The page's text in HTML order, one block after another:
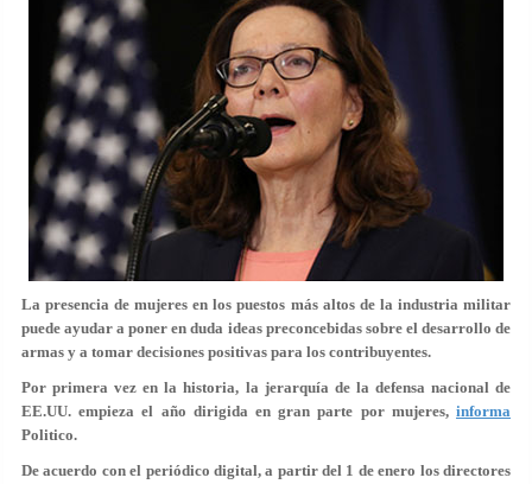
La presencia de mujeres en los puestos más altos de la industria militar
puede ayudar a poner en duda ideas preconcebidas sobre el desarrollo de
armas y a tomar decisiones positivas para los contribuyentes.
Por primera vez en la historia, la jerarquía de la defensa nacional de
EE.UU. empieza el año dirigida en gran parte por mujeres, informa
Politico.
De acuerdo con el periódico digital, a partir del 1 de enero los directores